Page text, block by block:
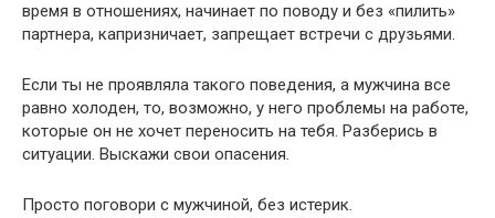
время в отношениях, начинает по поводу и без «пилить»
партнера, капризничает, запрещает встречи с друзьями.
Если ты не проявляла такого поведения, а мужчина все
равно холоден, то, возможно, у него проблемы на работе,
которые он не хочет переносить на тебя. Разберись в
ситуации. Выскажи свои опасения.
Просто поговори с мужчиной, без истерик.